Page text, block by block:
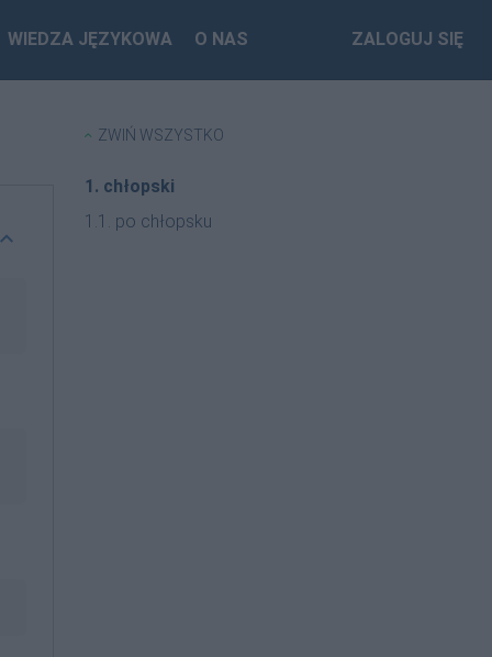
WIEDZA JĘZYKOWA O NAS ZALOGUJ SIĘ
ZWIŃ WSZYSTKO
1. chłopski
1.1. po chłopsku